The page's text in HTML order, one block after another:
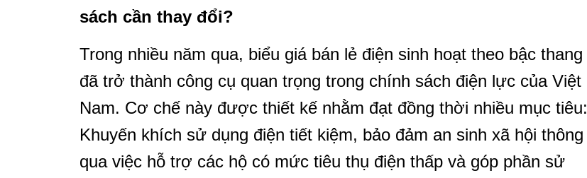
sách cần thay đổi?
Trong nhiều năm qua, biểu giá bán lẻ điện sinh hoạt theo bậc thang
đã trở thành công cụ quan trọng trong chính sách điện lực của Việt
Nam. Cơ chế này được thiết kế nhằm đạt đồng thời nhiều mục tiêu:
Khuyến khích sử dụng điện tiết kiệm, bảo đảm an sinh xã hội thông
qua việc hỗ trợ các hộ có mức tiêu thụ điện thấp và góp phần sử